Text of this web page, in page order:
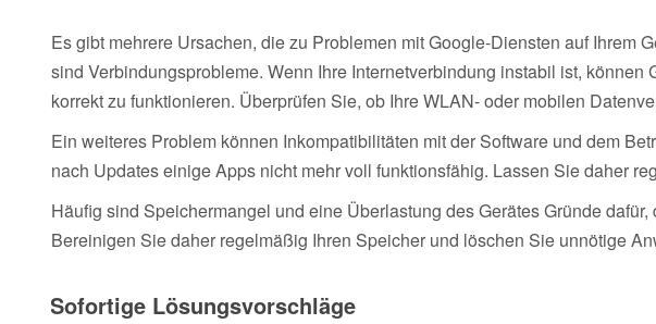
Es gibt mehrere Ursachen, die zu Problemen mit Google-Diensten auf Ihrem
sind Verbindungsprobleme. Wenn Ihre Internetverbindung instabil ist,
korrekt zu funktionieren. Überprüfen Sie, ob Ihre WLAN- oder mobilen
Ein weiteres Problem können Inkompatibilitäten mit der Software und dem
nach Updates einige Apps nicht mehr voll funktionsfähig. Lassen Sie daher
Häufig sind Speichermangel und eine Überlastung des Gerätes Gründe
Bereinigen Sie daher regelmäßig Ihren Speicher und löschen Sie unnötige
Sofortige Lösungsvorschläge